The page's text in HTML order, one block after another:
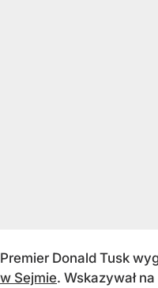
Premier Donald Tusk
w Sejmie. Wskazywał